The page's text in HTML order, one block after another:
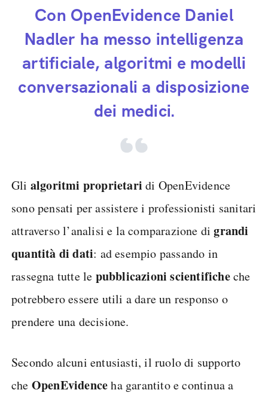
Con OpenEvidence Daniel
Nadler ha messo intelligenza
artificiale, algoritmi e modelli
conversazionali a disposizione
dei medici.
Gli algoritmi proprietari di OpenEvidence
sono pensati per assistere i professionisti sanitari
attraverso l’analisi e la comparazione digrandi
quantità di dati: ad esempio passando in
rassegna tutte le pubblicazioni scientificheche
potrebbero essere utili a dare un responso o
prendere una decisione.
Secondo alcuni entusiasti, il ruolo di supporto
che OpenEvidenceha garantito e continua a